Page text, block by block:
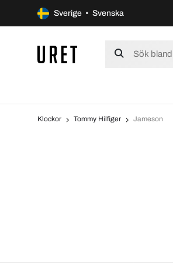
Sverige • Svenska
Klockor Tommy Hilfiger Jameson